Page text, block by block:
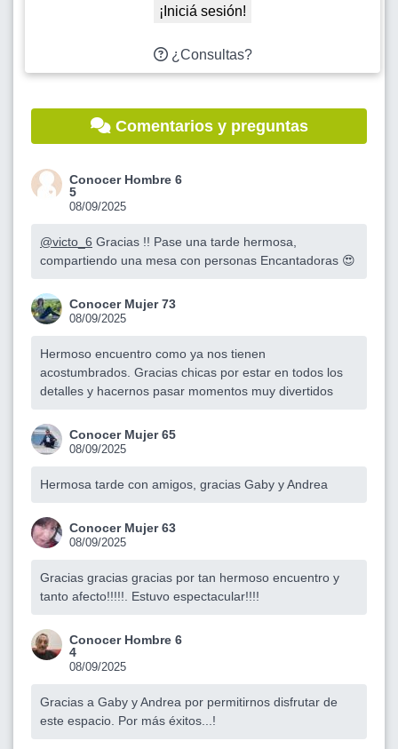
¡Iniciá sesión!
¿Consultas?
Comentarios y preguntas
Conocer Hombre 6
5
08/09/2025
@victo_6 Gracias !! Pase una tarde hermosa,
compartiendo una mesa con personas Encantadoras 😍
Conocer Mujer 73
08/09/2025
Hermoso encuentro como ya nos tienen
acostumbrados. Gracias chicas por estar en todos los
detalles y hacernos pasar momentos muy divertidos
Conocer Mujer 65
08/09/2025
Hermosa tarde con amigos, gracias Gaby y Andrea
Conocer Mujer 63
08/09/2025
Gracias gracias gracias por tan hermoso encuentro y
tanto afecto!!!!!. Estuvo espectacular!!!!
Conocer Hombre 6
4
08/09/2025
Gracias a Gaby y Andrea por permitirnos disfrutar de
este espacio. Por más éxitos...!